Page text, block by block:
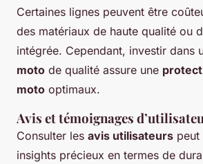
Certaines lignes peuvent être
des matériaux de haute qualité ou
intégrée. Cependant, investir dans
moto de qualité assure une
moto optimaux.
Avis et témoignages
Consulter les avis utilisateurs
insights précieux en termes de